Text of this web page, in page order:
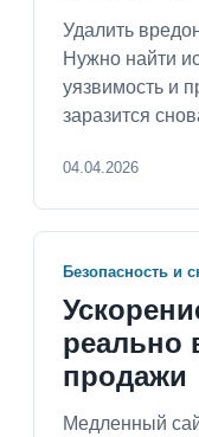
Удалить
Нужно найти
уязвимость и
заразится
04.04.2026
Безопасность и
реально
продажи
Медленный